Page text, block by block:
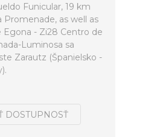
Funicular, 19 km
Promenade, as well as
Egona - Zi28 Centro de
Luminosa sa
Zarautz (Španielsko -
DOSTUPNOSŤ